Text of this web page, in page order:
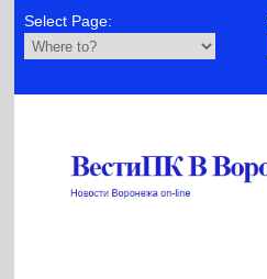
Select Page: